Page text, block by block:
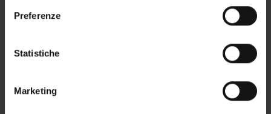
raccogliere informazioni sulla tua posizione
geografica, con un'approssimazione di qualche
Identificare il tuo dispositivo, scansionandolo
Preferenze
Statistiche
Marketing
AREE DI RICERCA